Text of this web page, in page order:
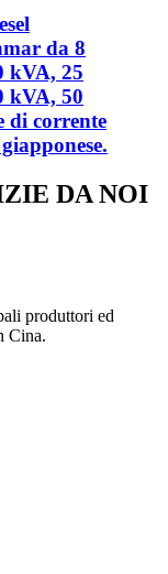
da 8
kVA, 25
kVA, 50
di corrente
DA NOI
produttori ed
Cina.